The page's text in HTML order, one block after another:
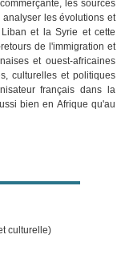
les sources
les évolutions et
et la Syrie et cette
de l'immigration et
et ouest-africaines
culturelles et politiques
français dans la
bien en Afrique qu'au
culturelle)